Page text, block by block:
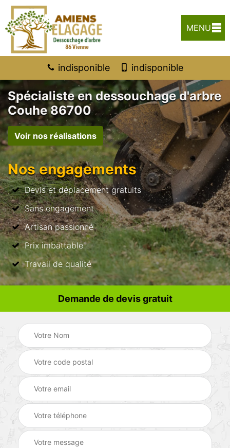
MENU
indisponible indisponible
Spécialiste en dessouchage d'arbre
Couhe 86700
Voir nos réalisations
Nos engagements
Devis et déplacement gratuits
Sans engagement
Artisan passionné
Prix imbattable
Travail de qualité
Demande de devis gratuit